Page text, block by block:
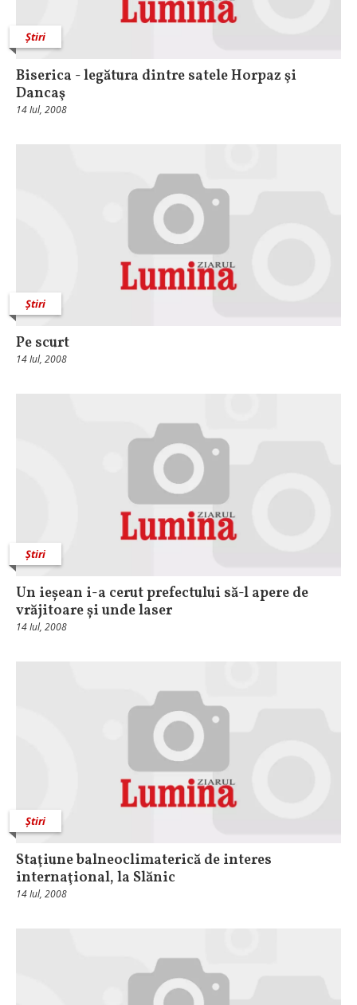
Știri
Biserica - legătura dintre satele Horpaz şi
Dancaş
14 Iul, 2008
Știri
Pe scurt
14 Iul, 2008
Știri
Un ieșean i-a cerut prefectului să-l apere de
vrăjitoare și unde laser
14 Iul, 2008
Știri
Staţiune balneoclimaterică de interes
internaţional, la Slănic
14 Iul, 2008